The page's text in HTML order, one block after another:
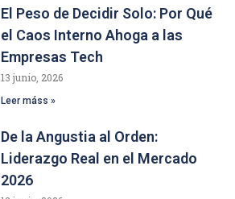
El Peso de Decidir Solo: Por Qué
el Caos Interno Ahoga a las
Empresas Tech
13 junio, 2026
Leer máss »
De la Angustia al Orden:
Liderazgo Real en el Mercado
2026